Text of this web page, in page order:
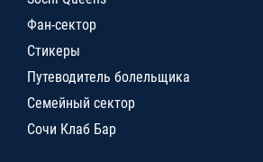
Фан-сектор
Стикеры
Путеводитель болельщика
Семейный сектор
Сочи Клаб Бар